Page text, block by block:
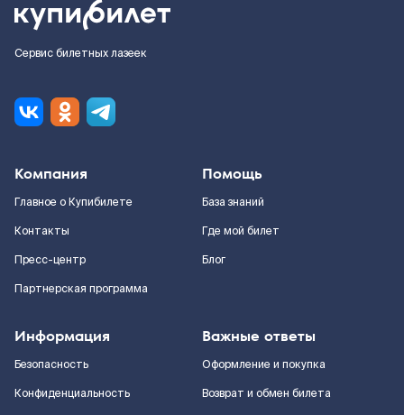
Сервис билетных лазеек
Компания
Главное о Купибилете
Контакты
Пресс-центр
Партнерская программа
Помощь
База знаний
Где мой билет
Блог
Информация
Безопасность
Конфиденциальность
Важные ответы
Оформление и покупка
Возврат и обмен билета